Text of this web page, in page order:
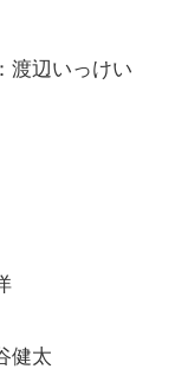
渡辺いっけい
健太